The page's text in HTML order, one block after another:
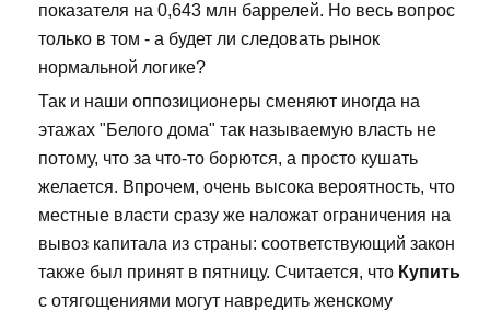
показателя на 0,643 млн баррелей. Но весь вопрос
только в том - а будет ли следовать рынок
нормальной логике?
Так и наши оппозиционеры сменяют иногда на
этажах "Белого дома" так называемую власть не
потому, что за что-то борются, а просто кушать
желается. Впрочем, очень высока вероятность, что
местные власти сразу же наложат ограничения на
вывоз капитала из страны: соответствующий закон
также был принят в пятницу. Считается, что Купить
с отягощениями могут навредить женскому